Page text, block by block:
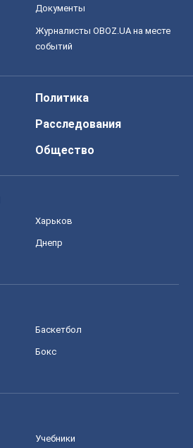
Документы
Журналисты OBOZ.UA на месте
событий
Политика
Расследования
Общество
Харьков
Днепр
Баскетбол
Бокс
Учебники